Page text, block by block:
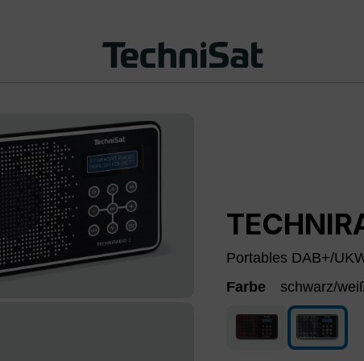
Portables DAB+/
Farbe
schwarz/
schwarz/rot